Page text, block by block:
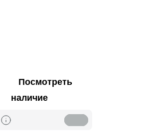
Посмотреть
наличие